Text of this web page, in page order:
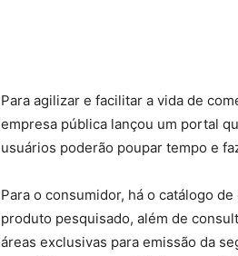
Para agilizar e facilitar a vida de
empresa pública lançou um portal
usuários poderão poupar tempo e
Para o consumidor, há o catálogo
produto pesquisado, além de
áreas exclusivas para emissão da